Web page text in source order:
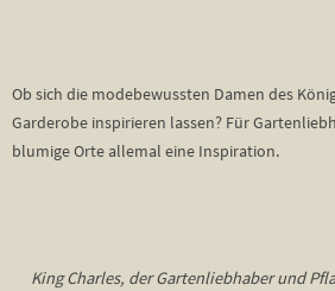
Ob sich die modebewussten Damen des
Garderobe inspirieren lassen? Für
blumige Orte allemal eine Inspiration.
King Charles, der Gartenliebhaber und